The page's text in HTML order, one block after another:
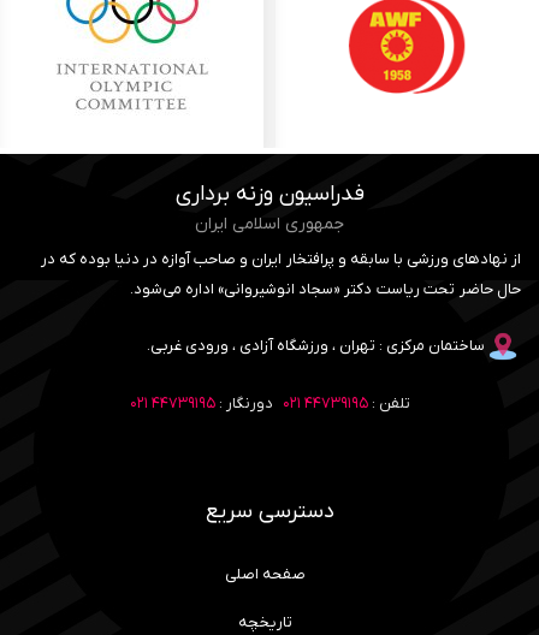
فدراسیون وزنه برداری
جمهوری اسلامی ایران
از نهادهای ورزشی با سابقه و پرافتخار ایران و صاحب آوازه در دنیا بوده که در
حال حاضر تحت ریاست دکتر «سجاد انوشیروانی» اداره می‌شود.
ساختمان مرکزی : تهران ، ورزشگاه آزادی ، ورودی غربی.
تلفن :۴۴۷۳۹۱۹۵ ۰۲۱ دورنگار :۴۴۷۳۹۱۹۵ ۰۲۱
دسترسی سریع
صفحه اصلی
تاریخچه